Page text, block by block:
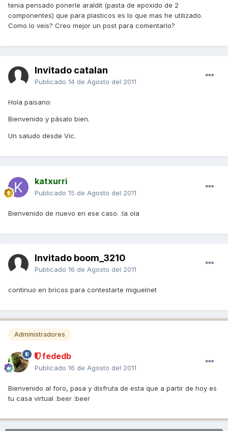
tenia pensado ponerle araldit (pasta de epoxido de 2
componentes) que para plasticos es lo que mas he utilizado.
Como lo veis? Creo mejor un post para comentarlo?
Invitado catalan
Publicado 14 de Agosto del 2011
Hola paisano:
Bienvenido y pásalo bien.
Un saludo desde Vic.
katxurri
Publicado 15 de Agosto del 2011
Bienvenido de nuevo en ese caso. :la ola
Invitado boom_3210
Publicado 16 de Agosto del 2011
continuo en bricos para contestarte miguelnet
Administradores
fededb
Publicado 16 de Agosto del 2011
Bienvenido al foro, pasa y disfruta de esta que a partir de hoy es
tu casa virtual :beer :beer